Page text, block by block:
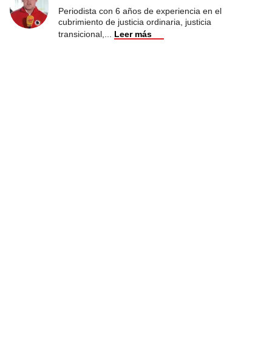
Periodista con 6 años de experiencia en el
cubrimiento de justicia ordinaria, justicia
transicional,
Leer más